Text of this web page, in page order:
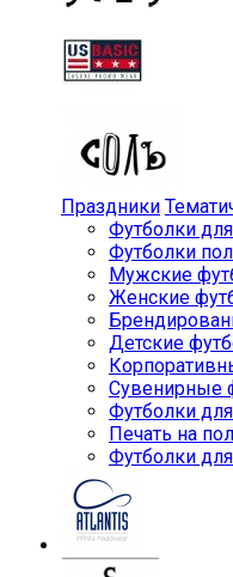
Праздники
Футболки
Футболки
Мужские
Женские
Детские
Сувенирные
Футболки
Печать на
Футболки